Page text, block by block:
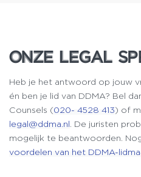
ONZE LEGAL
ONZE LEGAL
Heb je het antwoord op jouw
én ben je lid van DDMA? Bel
Counsels (020- 4528 413) of
legal@ddma.nl . De juristen
mogelijk te beantwoorden.
voordelen van het DDMA-